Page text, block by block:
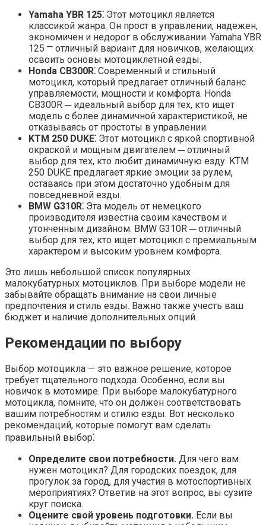
Yamaha YBR 125⁚ Этот мотоцикл является
классикой жанра.​ Он прост в управлении, надежен,
экономичен и недорог в обслуживании.​ Yamaha YBR
125 ⎻ отличный вариант для новичков, желающих
освоить основы мотоциклетной езды.​
Honda CB300R⁚ Современный и стильный
мотоцикл, который предлагает отличный баланс
управляемости, мощности и комфорта. Honda
CB300R ─ идеальный выбор для тех, кто ищет
модель с более динамичной характеристикой, не
отказываясь от простоты в управлении.​
KTM 250 DUKE⁚ Этот мотоцикл с яркой спортивной
окраской и мощным двигателем ─ отличный
выбор для тех, кто любит динамичную езду. KTM
250 DUKE предлагает яркие эмоции за рулем,
оставаясь при этом достаточно удобным для
повседневной езды.​
BMW G310R⁚ Эта модель от немецкого
производителя известна своим качеством и
утонченным дизайном.​ BMW G310R ─ отличный
выбор для тех, кто ищет мотоцикл с премиальным
характером и высоким уровнем комфорта.​
Это лишь небольшой список популярных
малокубатурных мотоциклов.​ При выборе модели не
забывайте обращать внимание на свои личные
предпочтения и стиль езды.​ Важно также учесть ваш
бюджет и наличие дополнительных опций.​
Рекомендации по выбору
Выбор мотоцикла — это важное решение, которое
требует тщательного подхода.​ Особенно, если вы
новичок в мотомире.​ При выборе малокубатурного
мотоцикла, помните, что он должен соответствовать
вашим потребностям и стилю езды.​ Вот несколько
рекомендаций, которые помогут вам сделать
правильный выбор⁚
Определите свои потребности. Для чего вам
нужен мотоцикл?​ Для городских поездок, для
прогулок за город, для участия в мотоспортивных
мероприятиях? Ответив на этот вопрос, вы сузите
круг поиска.
Оцените свой уровень подготовки.​ Если вы